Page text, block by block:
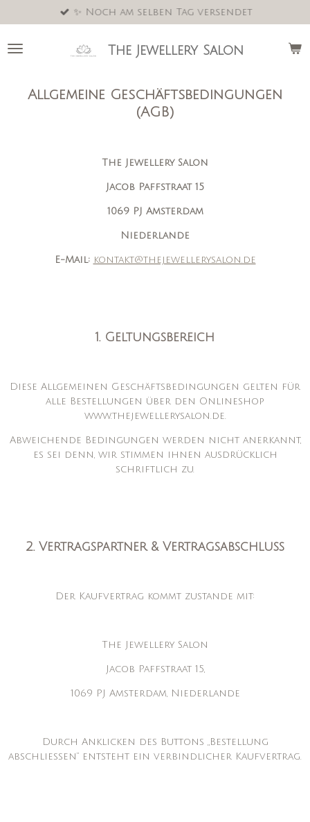
Hauptinhalt
springen
The Jewellery Salon
✨ Noch am selben Tag versendet
Allgemeine Geschäftsbedingungen
(AGB)
The Jewellery Salon
Jacob Paffstraat 15
1069 PJ Amsterdam
Niederlande
E-Mail: kontakt@thejewellerysalon.de
1. Geltungsbereich
Diese Allgemeinen Geschäftsbedingungen gelten für
alle Bestellungen über den Onlineshop
www.thejewellerysalon.de.
Abweichende Bedingungen werden nicht anerkannt,
es sei denn, wir stimmen ihnen ausdrücklich
schriftlich zu.
2. Vertragspartner & Vertragsabschluss
Der Kaufvertrag kommt zustande mit:
The Jewellery Salon
Jacob Paffstraat 15,
1069 PJ Amsterdam, Niederlande
Durch Anklicken des Buttons „Bestellung
abschließen“ entsteht ein verbindlicher Kaufvertrag.